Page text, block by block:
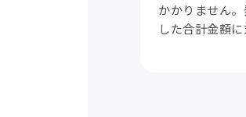
かかりません
した合計金額